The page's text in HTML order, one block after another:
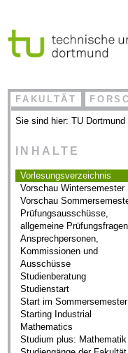
FAKULTÄT
Sie sind hier:TU Dortmund
INHALTE
Vorlesungsverzeichnis
Vorschau Wintersemester
Vorschau
Prüfungsausschüsse,
allgemeine Prüfungsfragen
Ansprechpersonen,
Kommissionen und
Ausschüsse
Studienberatung
Studienstart
Start im Sommersemester
Starting Industrial
Mathematics
Studium plus: Mathematik